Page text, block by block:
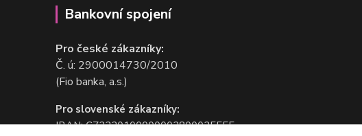
Bankovní spojení
Pro české zákazníky:
Č. ú: 2900014730/2010
(Fio banka, a.s.)
Pro slovenské zákazníky:
IBAN: CZ2220100000002800025555